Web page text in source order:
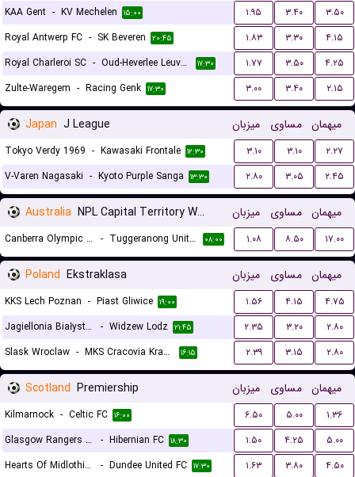
KAA Gent - KV Mechelen ۱۵:۰۰ ۱.۹۵ ۳.۴۰
۳.۵۰
Royal Antwerp FC - SK Beveren ۲۰:۴۵ ۱.۸۳ ۳.۳۰
۴.۱۵
Royal Charleroi SC - Oud-Heverlee Leuven ۱۷:۳۰ ۱.۷۷ ۳.۵۰
۴.۲۵
Zulte-Waregem - Racing Genk ۱۷:۳۰ ۳.۰۰ ۳.۴۰ ۲.۱۵
Japan J League میزبان مساوی میهمان
Tokyo Verdy 1969 - Kawasaki Frontale ۱۲:۳۰ ۳.۱۰ ۳.۱۰
۲.۲۷
V-Varen Nagasaki - Kyoto Purple Sanga ۱۳:۳۰ ۲.۸۰ ۳.۰۵ ۲.۴۵
Australia NPL Capital Territory Women میزبان مساوی میهمان
Canberra Olympic (W) - Tuggeranong United (W) ۰۸:۰۰ ۱.۰۸ ۸.۵۰ ۱۷.۰۰
Poland Ekstraklasa میزبان مساوی میهمان
KKS Lech Poznan - Piast Gliwice ۱۹:۰۰ ۱.۵۶ ۴.۱۵
۴.۷۵
Jagiellonia Białystok
- Widzew Lodz ۲۱:۴۵ ۲.۳۵ ۳.۲۰
۲.۸۰
Slask Wroclaw - MKS Cracovia Krakow ۱۶:۱۵ ۲.۳۹ ۳.۱۵ ۲.۸۰
Scotland Premiership میزبان مساوی میهمان
Kilmarnock - Celtic FC ۱۶:۰۰ ۶.۵۰ ۵.۰۰
۱.۳۶
Glasgow Rangers FC
- Hibernian FC ۱۸:۳۰ ۱.۵۰ ۴.۲۵
۵.۰۰
Hearts Of Midlothian FC
- Dundee United FC ۱۷:۳۰ ۱.۶۳ ۳.۸۰
۴.۵۰